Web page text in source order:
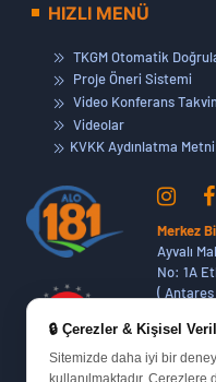
🔒 Çerezler & Kişisel
Sitemizde daha iyi bir
kullanılmaktadır. Çerezlere
HIZLI MENÜ
TKGM Otomatik
Proje Öneri Sistemi
Video Konferans
Videolar
KVKK Aydınlatma Metni
Merkez
Ayvalı
No: 1A
( Antares
Dikmen
Dikmen
ANKARA